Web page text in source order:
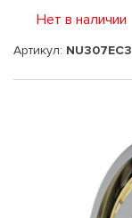
Нет в наличии
Артикул: NU307EC3